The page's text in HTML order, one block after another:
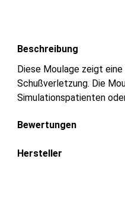
Beschreibung
Diese Moulage zeigt
Schußverletzung. Die
Simulationspatienten
Bewertungen
Hersteller